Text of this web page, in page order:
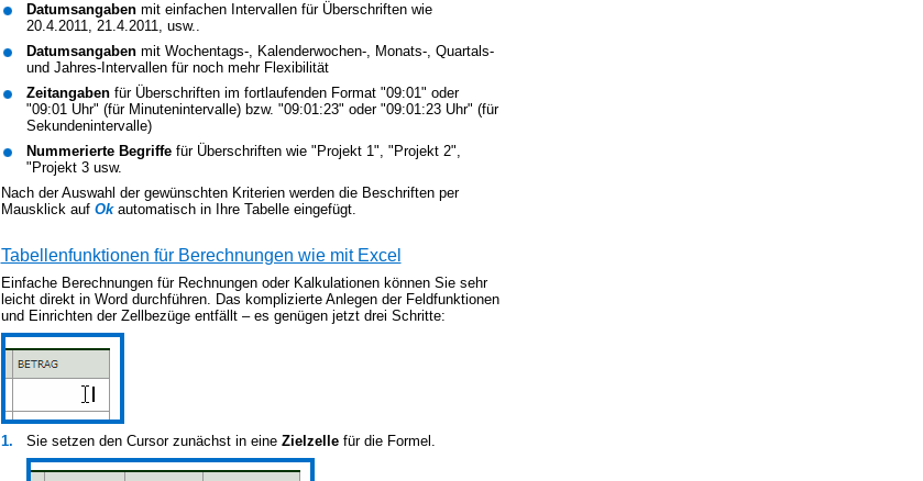
Datumsangaben mit einfachen Intervallen für Überschriften wie
20.4.2011, 21.4.2011, usw..
Datumsangaben mit Wochentags-, Kalenderwochen-, Monats-, Quartals-
und Jahres-Intervallen für noch mehr Flexibilität
Zeitangabenfür Überschriften im fortlaufenden Format "09:01" oder
"09:01 Uhr" (für Minutenintervalle) bzw. "09:01:23" oder "09:01:23 Uhr" (für
Sekundenintervalle)
Nummerierte Begriffefür Überschriften wie "Projekt 1", "Projekt 2",
"Projekt 3 usw.
Nach der Auswahl der gewünschten Kriterien werden die Beschriften per
Mausklick auf Okautomatisch in Ihre Tabelle eingefügt.
Tabellenfunktionen für Berechnungen wie mit Excel
Einfache Berechnungen für Rechnungen oder Kalkulationen können Sie sehr
leicht direkt in Word durchführen. Das komplizierte Anlegen der Feldfunktionen
und Einrichten der Zellbezüge entfällt – es genügen jetzt drei Schritte:
1. Sie setzen den Cursor zunächst in eine Zielzellefür die Formel.